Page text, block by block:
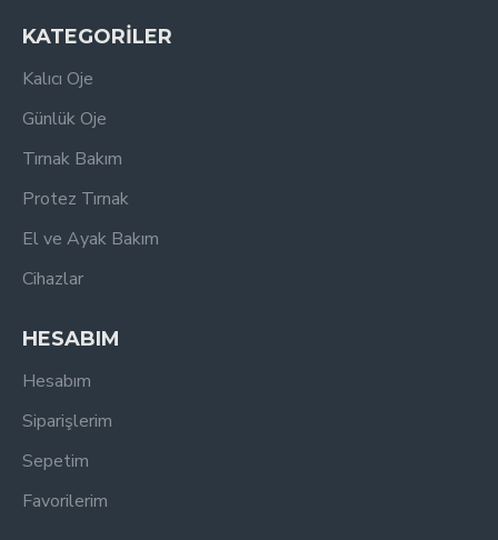
KATEGORİLER
Kalıcı Oje
Günlük Oje
Tırnak Bakım
Protez Tırnak
El ve Ayak Bakım
Cihazlar
HESABIM
Hesabım
Siparişlerim
Sepetim
Favorilerim